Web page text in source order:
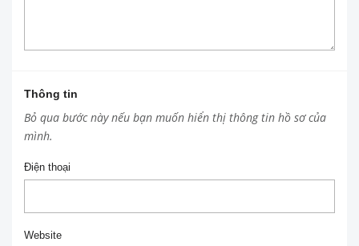
Thông tin
Bỏ qua bước này nếu bạn muốn hiển thị thông tin hồ sơ của
mình.
Điện thoại
Website